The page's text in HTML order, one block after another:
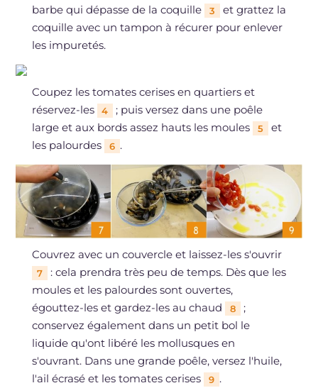
barbe qui dépasse de la coquille
3
et grattez la
coquille avec un tampon à récurer pour enlever
les impuretés.
Coupez les tomates cerises en quartiers et
réservez-les
4
; puis versez dans une poêle
large et aux bords assez hauts les moules
5
et
les palourdes
6 .
Couvrez avec un couvercle et laissez-les s'ouvrir
7
: cela prendra très peu de temps. Dès que les
moules et les palourdes sont ouvertes,
égouttez-les et gardez-les au chaud
8
;
conservez également dans un petit bol le
liquide qu'ont libéré les mollusques en
s'ouvrant. Dans une grande poêle, versez l'huile,
l'ail écrasé et les tomates cerises
9 .